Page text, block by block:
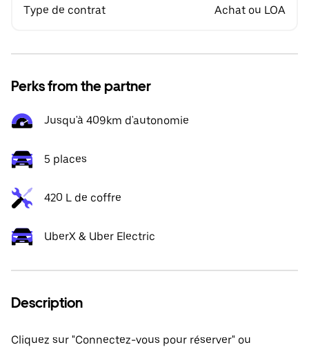
Type de contrat Achat ou LOA
Perks from the partner
Jusqu'à 409km d'autonomie
5 places
420 L de coffre
UberX & Uber Electric
Description
Cliquez sur "Connectez-vous pour réserver" ou